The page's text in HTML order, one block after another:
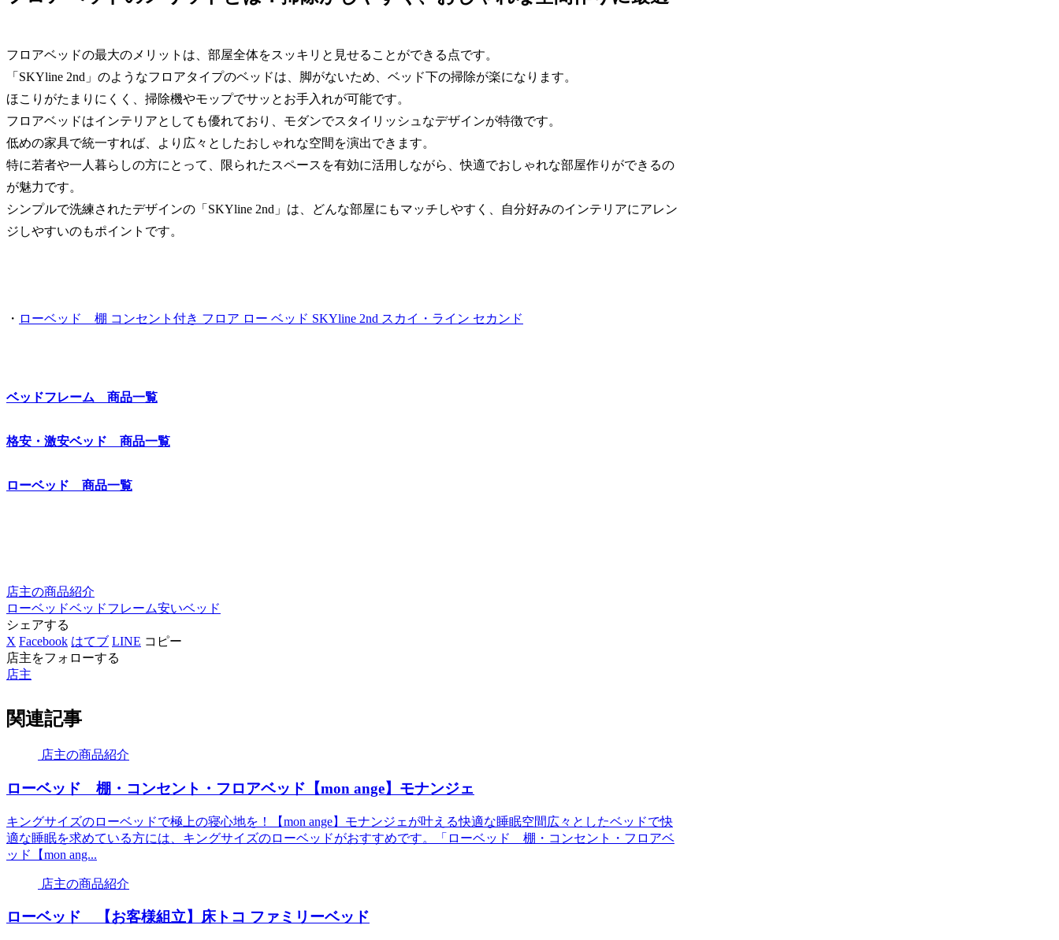
フロアベッドの最大のメリットは、部屋全体をスッキリと見せることができる点です。
「SKYline 2nd」のようなフロアタイプのベッドは、脚がないため、ベッド下の掃除が楽になります。
ほこりがたまりにくく、掃除機やモップでサッとお手入れが可能です。
フロアベッドはインテリアとしても優れており、モダンでスタイリッシュなデザインが特徴です。
低めの家具で統一すれば、より広々としたおしゃれな空間を演出できます。
特に若者や一人暮らしの方にとって、限られたスペースを有効に活用しながら、快適でおしゃれな部屋作りができるの
が魅力です。
シンプルで洗練されたデザインの「SKYline 2nd」は、どんな部屋にもマッチしやすく、自分好みのインテリアにアレン
ジしやすいのもポイントです。
・ ローベッド 棚 コンセント付き フロア ロー ベッド SKYline 2nd スカイ・ライン セカンド
ベッドフレーム 商品一覧
格安・激安ベッド 商品一覧
ローベッド 商品一覧
店主の商品紹介
ローベッドベッドフレーム安いベッド
シェアする
X Facebook はてブ LINE コピー
店主をフォローする
店主
関連記事
店主の商品紹介
ローベッド 棚・コンセント・フロアベッド【mon ange】モナンジェ
キングサイズのローベッドで極上の寝心地を！【mon ange】モナンジェが叶える快適な睡眠空間広々としたベッドで快
適な睡眠を求めている方には、キングサイズのローベッドがおすすめです。「ローベッド 棚・コンセント・フロアベ
ッド【mon ang...
店主の商品紹介
ローベッド 【お客様組立】床トコ ファミリーベッド